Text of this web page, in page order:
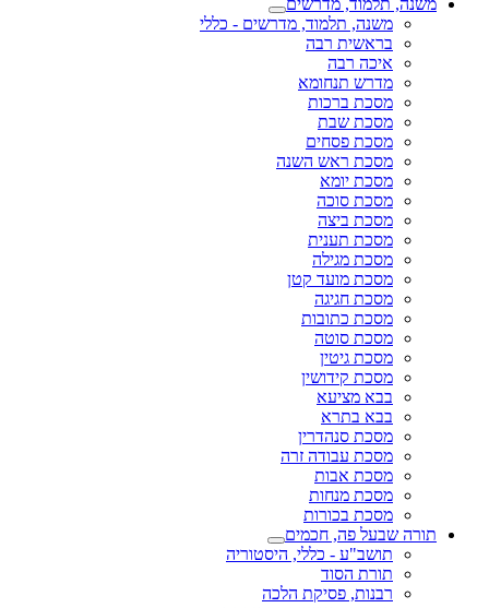
משנה, תלמוד, מדרשים
משנה, תלמוד, מדרשים - כללי
בראשית רבה
איכה רבה
מדרש תנחומא
מסכת ברכות
מסכת שבת
מסכת פסחים
מסכת ראש השנה
מסכת יומא
מסכת סוכה
מסכת ביצה
מסכת תענית
מסכת מגילה
מסכת מועד קטן
מסכת חגיגה
מסכת כתובות
מסכת סוטה
מסכת גיטין
מסכת קידושין
בבא מציעא
בבא בתרא
מסכת סנהדרין
מסכת עבודה זרה
מסכת אבות
מסכת מנחות
מסכת בכורות
תורה שבעל פה, חכמים
תושב"ע - כללי, היסטוריה
תורת הסוד
רבנות, פסיקת הלכה